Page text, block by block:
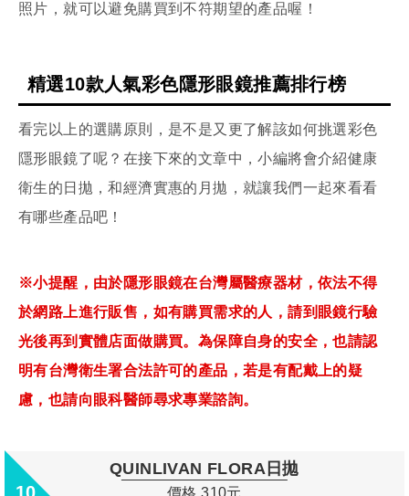
照片，就可以避免購買到不符期望的產品喔！
精選10款人氣彩色隱形眼鏡推薦排行榜
看完以上的選購原則，是不是又更了解該如何挑選彩色
隱形眼鏡了呢？在接下來的文章中，小編將會介紹健康
衛生的日拋，和經濟實惠的月拋，就讓我們一起來看看
有哪些產品吧！
※小提醒，由於隱形眼鏡在台灣屬醫療器材，依法不得
於網路上進行販售，如有購買需求的人，請到眼鏡行驗
光後再到實體店面做購買。為保障自身的安全，也請認
明有台灣衛生署合法許可的產品，若是有配戴上的疑
慮，也請向眼科醫師尋求專業諮詢。
QUINLIVAN FLORA日拋
價格 310元